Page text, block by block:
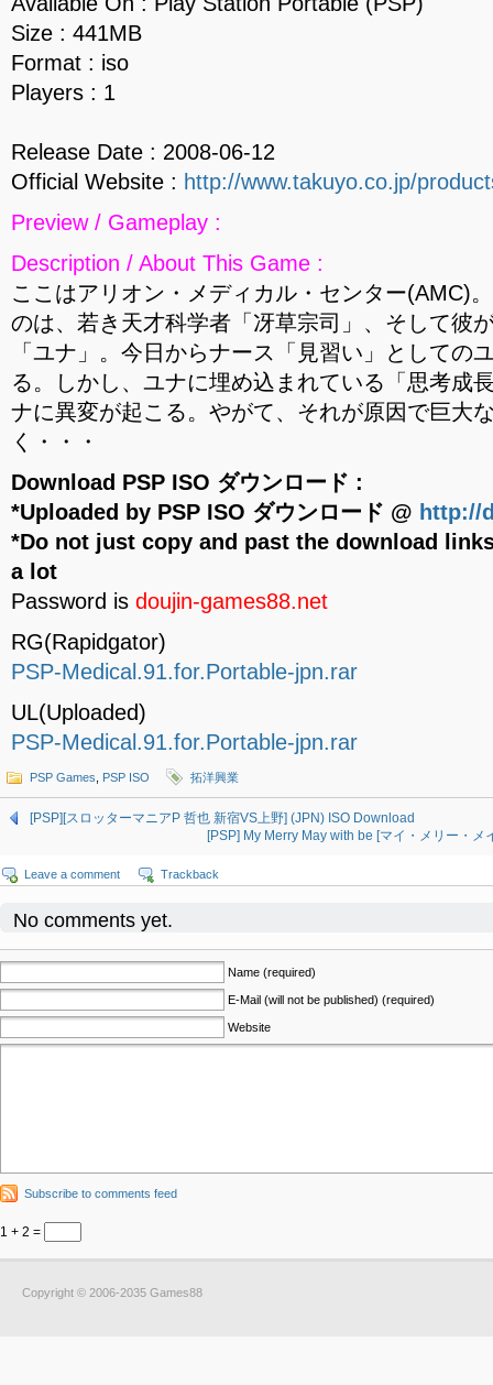
Size : 441MB
Format : iso
Players : 1
Release Date : 2008-06-12
Official Website : http://www.takuyo.co.jp/
Preview / Gameplay :
Description / About This Game :
ここはアリオン・メディカル・センター(AMC)
のは、若き天才科学者「冴草宗司」、そして彼
「ユナ」。今日からナース「見習い」としての
る。しかし、ユナに埋め込まれている「思考成
ナに異変が起こる。やがて、それが原因で巨大
く・・・
Download PSP ISO ダウンロード :
*Uploaded by PSP ISO ダウンロード @ http://
*Do not just copy and past the download
a lot
Password is doujin-games88.net
RG(Rapidgator)
PSP-Medical.91.for.Portable-jpn.rar
UL(Uploaded)
PSP-Medical.91.for.Portable-jpn.rar
PSP Games PSP ISO 拓洋興業
[PSP][スロッターマニアP 哲也 新宿VS上野] (JPN) ISO Download
[PSP] My Merry May with be [マイ・メリー・
Leave a comment Trackback
No comments yet.
Name (required)
E-Mail (will not be published) (required)
Website
Subscribe to comments feed
1 + 2 =
Copyright © 2006-2035 Games88